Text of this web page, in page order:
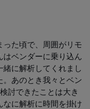
った頃で、周囲がリモ
ベンダーに乗り込ん
に解析してくれまし
あのとき我々とベン
討できたことは大き
に解析に時間を掛け